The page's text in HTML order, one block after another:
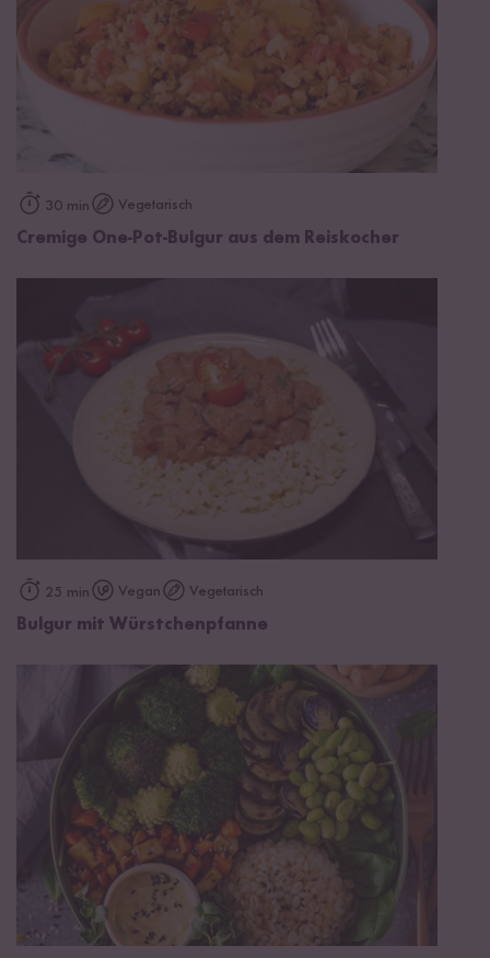
30 min Vegetarisch
Cremige One-Pot-Bulgur aus dem Reiskocher
25 min Vegan Vegetarisch
Bulgur mit Würstchenpfanne